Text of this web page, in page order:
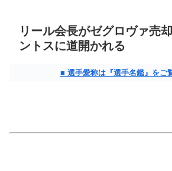
リール会長がゼグロヴァ売
ントスに道開かれる
■ 選手愛称は『選手名鑑』をご